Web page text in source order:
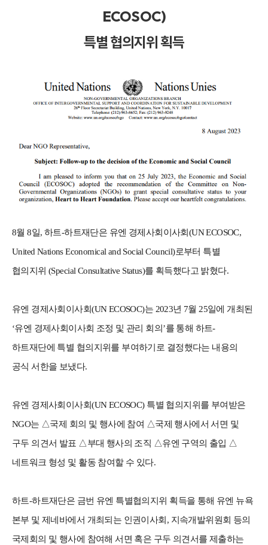
ECOSOC)
특별 협의지위 획득
8월 8일, 하트-하트재단은 유엔 경제사회이사회(UN ECOSOC,
United Nations Economical and Social Council)로부터 특별
협의지위 (Special Consultative Status)를 획득했다고 밝혔다.
유엔 경제사회이사회(UN ECOSOC)는 2023년 7월 25일에 개최된
‘유엔 경제사회이사회 조정 및 관리 회의’를 통해 하트-
하트재단에 특별 협의지위를 부여하기로 결정했다는 내용의
공식 서한을 보냈다.
유엔 경제사회이사회(UN ECOSOC) 특별 협의지위를 부여받은
NGO는 △국제 회의 및 행사에 참여 △국제 행사에서 서면 및
구두 의견서 발표 △부대 행사의 조직 △유엔 구역의 출입 △
네트워크 형성 및 활동 참여할 수 있다.
하트-하트재단은 금번 유엔 특별협의지위 획득을 통해 유엔 뉴욕
본부 및 제네바에서 개최되는 인권이사회, 지속개발위원회 등의
국제회의 및 행사에 참여해 서면 혹은 구두 의견서를 제출하는